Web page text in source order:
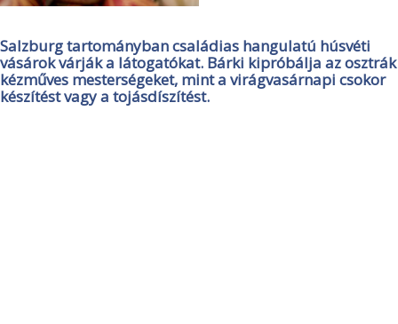
Salzburg tartományban családias hangulatú húsvéti
vásárok várják a látogatókat. Bárki kipróbálja az osztrák
kézműves mesterségeket, mint a virágvasárnapi csokor
készítést vagy a tojásdíszítést.